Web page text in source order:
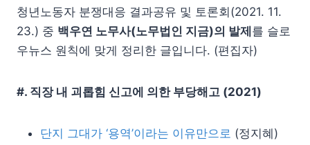
청년노동자 분쟁대응 결과공유 및 토론회(2021. 11.
23.) 중 백우연 노무사(노무법인 지금)의 발제 를 슬로
우뉴스 원칙에 맞게 정리한 글입니다. (편집자)
#. 직장 내 괴롭힘 신고에 의한 부당해고 (2021)
단지 그대가 ‘용역’이라는 이유만으로 (정지혜)